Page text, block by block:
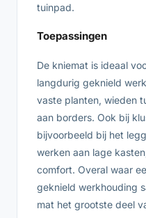
tuinpad.
Toepassingen
De kniemat is ideaal
langdurig geknield
vaste planten, wieden
aan borders. Ook bij
bijvoorbeeld bij het
werken aan lage
comfort. Overal waar
geknield werkhouding
mat het grootste deel